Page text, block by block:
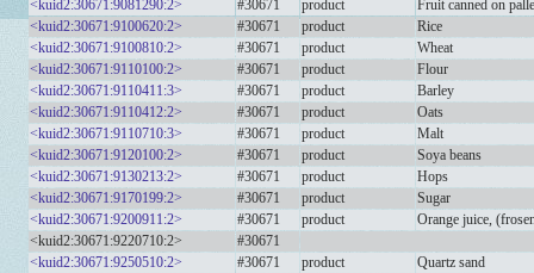
<kuid2:30671:9081290:2> #30671 product
Fruit canned on
<kuid2:30671:9100620:2>
#30671 product
Rice
<kuid2:30671:9100810:2>
#30671 product
Wheat
<kuid2:30671:9110100:2>
#30671 product
Flour
<kuid2:30671:9110411:3>
#30671 product
Barley
<kuid2:30671:9110412:2>
#30671 product
Oats
<kuid2:30671:9110710:3>
#30671 product
Malt
<kuid2:30671:9120100:2>
#30671 product
Soya beans
<kuid2:30671:9130213:2>
#30671 product
Hops
<kuid2:30671:9170199:2>
#30671 product
Sugar
<kuid2:30671:9200911:2>
#30671 product
Orange juice,
<kuid2:30671:9220710:2>
#30671
<kuid2:30671:9250510:2>
#30671 product
Quartz sand